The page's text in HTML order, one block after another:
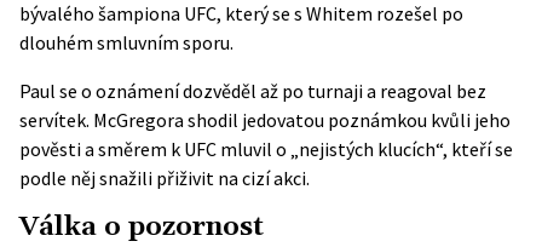
bývalého šampiona UFC, který se s Whitem rozešel po
dlouhém smluvním sporu.
Paul se o oznámení dozvěděl až po turnaji a reagoval bez
servítek. McGregora shodil jedovatou poznámkou kvůli jeho
pověsti a směrem k UFC mluvil o „nejistých klucích“, kteří se
podle něj snažili přiživit na cizí akci.
Válka o pozornost